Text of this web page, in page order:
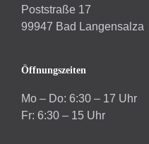
Poststraße 17
99947 Bad Langensalza
Öffnungszeiten
Mo – Do: 6:30 – 17 Uhr
Fr: 6:30 – 15 Uhr